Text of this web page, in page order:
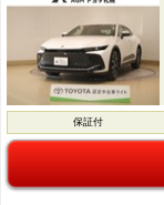
保証付